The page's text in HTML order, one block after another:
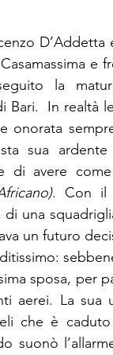
la
Bari.  In realtà
onorata
sua
di avere
. Con il
una
un futuro
sposa, per
aerei. La
che è
suonò